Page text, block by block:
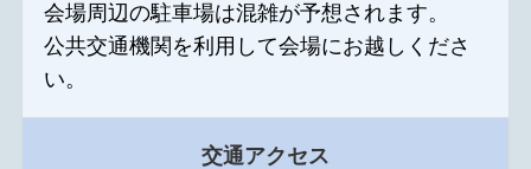
会場周辺の駐車場は混雑が予想されます。
公共交通機関を利用して会場にお越しくださ
い。
交通アクセス